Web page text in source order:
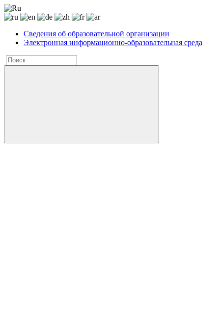
Сведения об образовательной организации
Электронная информационно-образовательная среда